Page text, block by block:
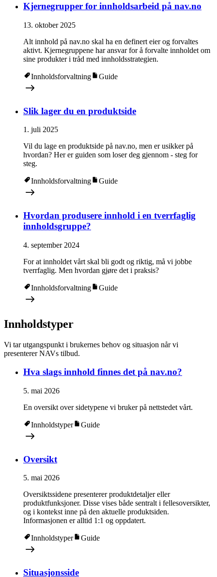
Kjernegrupper for innholdsarbeid på nav.no
13. oktober 2025
Alt innhold på nav.no skal ha en definert eier og forvaltes
aktivt. Kjernegruppene har ansvar for å forvalte innholdet om
sine produkter i tråd med innholdsstrategien.
Innholdsforvaltning Guide
Slik lager du en produktside
1. juli 2025
Vil du lage en produktside på nav.no, men er usikker på
hvordan? Her er guiden som loser deg gjennom - steg for
steg.
Innholdsforvaltning Guide
Hvordan produsere innhold i en tverrfaglig
innholdsgruppe?
4. september 2024
For at innholdet vårt skal bli godt og riktig, må vi jobbe
tverrfaglig. Men hvordan gjøre det i praksis?
Innholdsforvaltning Guide
Innholdstyper
Vi tar utgangspunkt i brukernes behov og situasjon når vi
presenterer NAVs tilbud.
Hva slags innhold finnes det på nav.no?
5. mai 2026
En oversikt over sidetypene vi bruker på nettstedet vårt.
Innholdstyper Guide
Oversikt
5. mai 2026
Oversiktssidene presenterer produktdetaljer eller
produktfunksjoner. Disse vises både sentralt i fellesoversikter,
og i kontekst inne på den aktuelle produktsiden.
Informasjonen er alltid 1:1 og oppdatert.
Innholdstyper Guide
Situasjonsside